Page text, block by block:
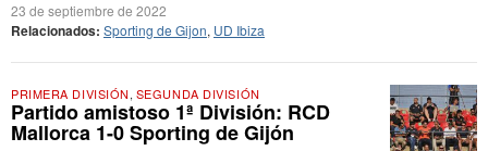
23 de septiembre de 2022
Relacionados: Sporting de Gijon, UD Ibiza
PRIMERA DIVISIÓN, SEGUNDA DIVISIÓN
Partido amistoso 1ª División: RCD
Mallorca 1-0 Sporting de Gijón